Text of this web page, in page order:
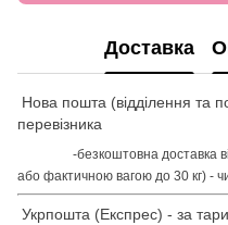
Доставка
Нова пошта (відділення та
перевізника
-безкоштовна доставка
або фактичною вагою до 30 кг) -
Укрпошта (Експрес) - за